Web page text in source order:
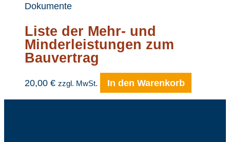
Dokumente
Liste der Mehr- und
Minderleistungen zum
Bauvertrag
20,00 € zzgl. MwSt. In den Warenkorb